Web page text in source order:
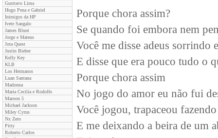
Gusttavo Lima
Hugo Pena e Gabriel
Inimigos da HP
Ivete Sangalo
James Blunt
Jorge e Mateus
Jota Quest
Justin Bieber
Kelly Key
KLB
Los Hermanos
Luan Santana
Madonna
Maria Cecilia e Rodolfo
Maroon 5
Michael Jackson
Miley Cyrus
Nx Zero
Pitty
Roberto Carlos
Porque chora assim?
Se quando foi embora nem
Você me disse adeus sorrindo
E disse que era pouco tudo o
Porque chora assim
No jogo do amor eu não fui
Você jogou, trapaceou
E me deixando a beira de um